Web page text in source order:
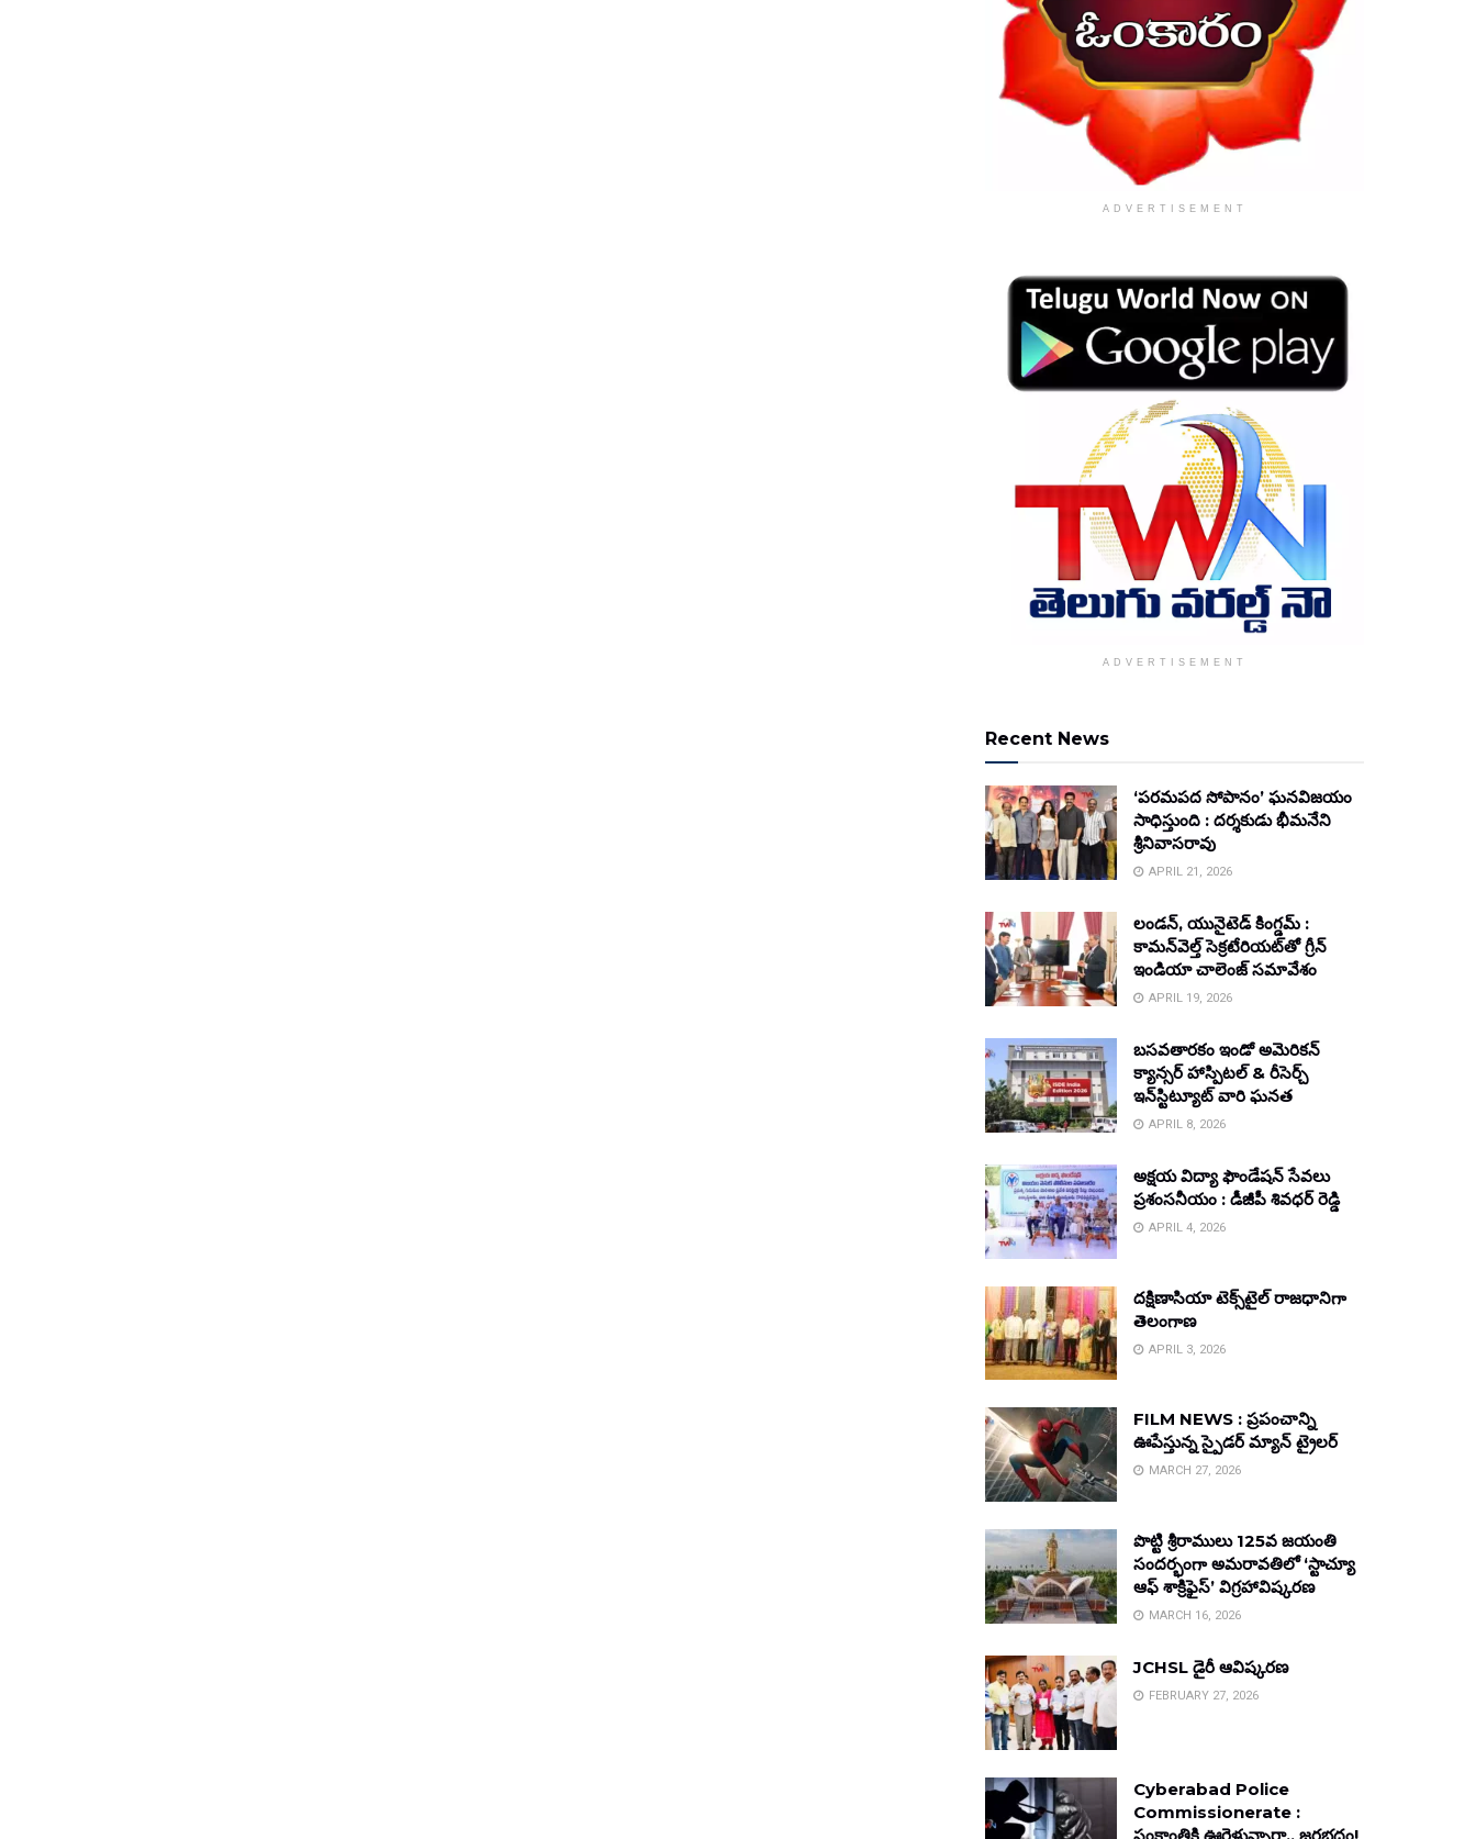
ADVERTISEMENT
ADVERTISEMENT
Recent News
‘పరమపద సోపానం’ ఘనవిజయం
సాధిస్తుంది : దర్శకుడు భీమనేని
శ్రీనివాసరావు
APRIL 21, 2026
లండన్, యునైటెడ్ కింగ్డమ్ :
కామన్‌వెల్త్ సెక్రటేరియట్‌తో గ్రీన్
ఇండియా చాలెంజ్ సమావేశం
APRIL 19, 2026
బసవతారకం ఇండో అమెరికన్
క్యాన్సర్ హాస్పిటల్ & రీసెర్చ్
ఇన్‌స్టిట్యూట్ వారి ఘనత
APRIL 8, 2026
అక్షయ విద్యా ఫౌండేషన్ సేవలు
ప్రశంసనీయం : డీజీపీ శివధర్ రెడ్డి
APRIL 4, 2026
దక్షిణాసియా టెక్స్‌టైల్ రాజధానిగా
తెలంగాణ
APRIL 3, 2026
FILM NEWS : ప్రపంచాన్ని
ఊపేస్తున్న స్పైడర్ మ్యాన్ ట్రైలర్
MARCH 27, 2026
పొట్టి శ్రీరాములు 125వ జయంతి
సందర్భంగా అమరావతిలో ‘స్టాచ్యూ
ఆఫ్ శాక్రిఫైస్’ విగ్రహావిష్కరణ
MARCH 16, 2026
JCHSL డైరీ ఆవిష్కరణ
FEBRUARY 27, 2026
Cyberabad Police
Commissionerate :